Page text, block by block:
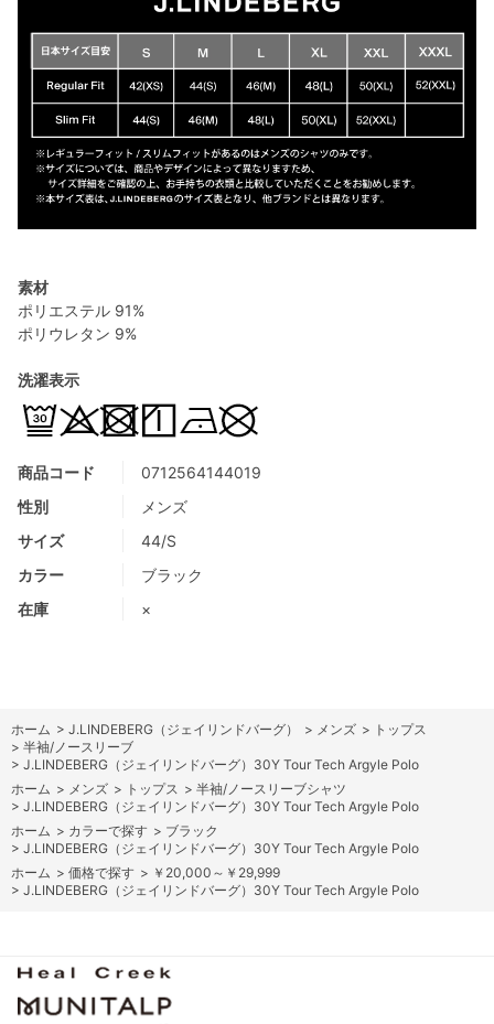
商品コード
0712564144019
性別
メンズ
サイズ
44/S
カラー
ブラック
在庫
×
素材
ポリエステル 91%
ポリウレタン 9%
洗濯表示
ホーム > J.LINDEBERG（ジェイリンドバーグ） > メンズ > トップス
> 半袖/ノースリーブ
> J.LINDEBERG（ジェイリンドバーグ）30Y Tour Tech Argyle Polo
ホーム > メンズ > トップス > 半袖/ノースリーブシャツ
> J.LINDEBERG（ジェイリンドバーグ）30Y Tour Tech Argyle Polo
ホーム > カラーで探す > ブラック
> J.LINDEBERG（ジェイリンドバーグ）30Y Tour Tech Argyle Polo
ホーム > 価格で探す > ￥20,000～￥29,999
> J.LINDEBERG（ジェイリンドバーグ）30Y Tour Tech Argyle Polo